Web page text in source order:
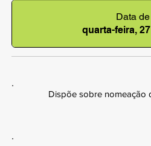
Data
quarta-feira,
Dispõe sobre nomeação